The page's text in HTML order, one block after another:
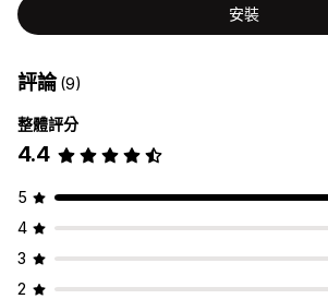
安裝
評論(9)
整體評分
4.4
5
4
3
2